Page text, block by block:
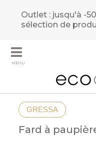
Outlet : jusqu'à -
sélection de
MENU
GRESSA
Fard à